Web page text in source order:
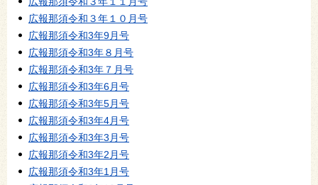
広報那須令和３年１０月号
広報那須令和3年9月号
広報那須令和3年８月号
広報那須令和3年７月号
広報那須令和3年6月号
広報那須令和3年5月号
広報那須令和3年4月号
広報那須令和3年3月号
広報那須令和3年2月号
広報那須令和3年1月号